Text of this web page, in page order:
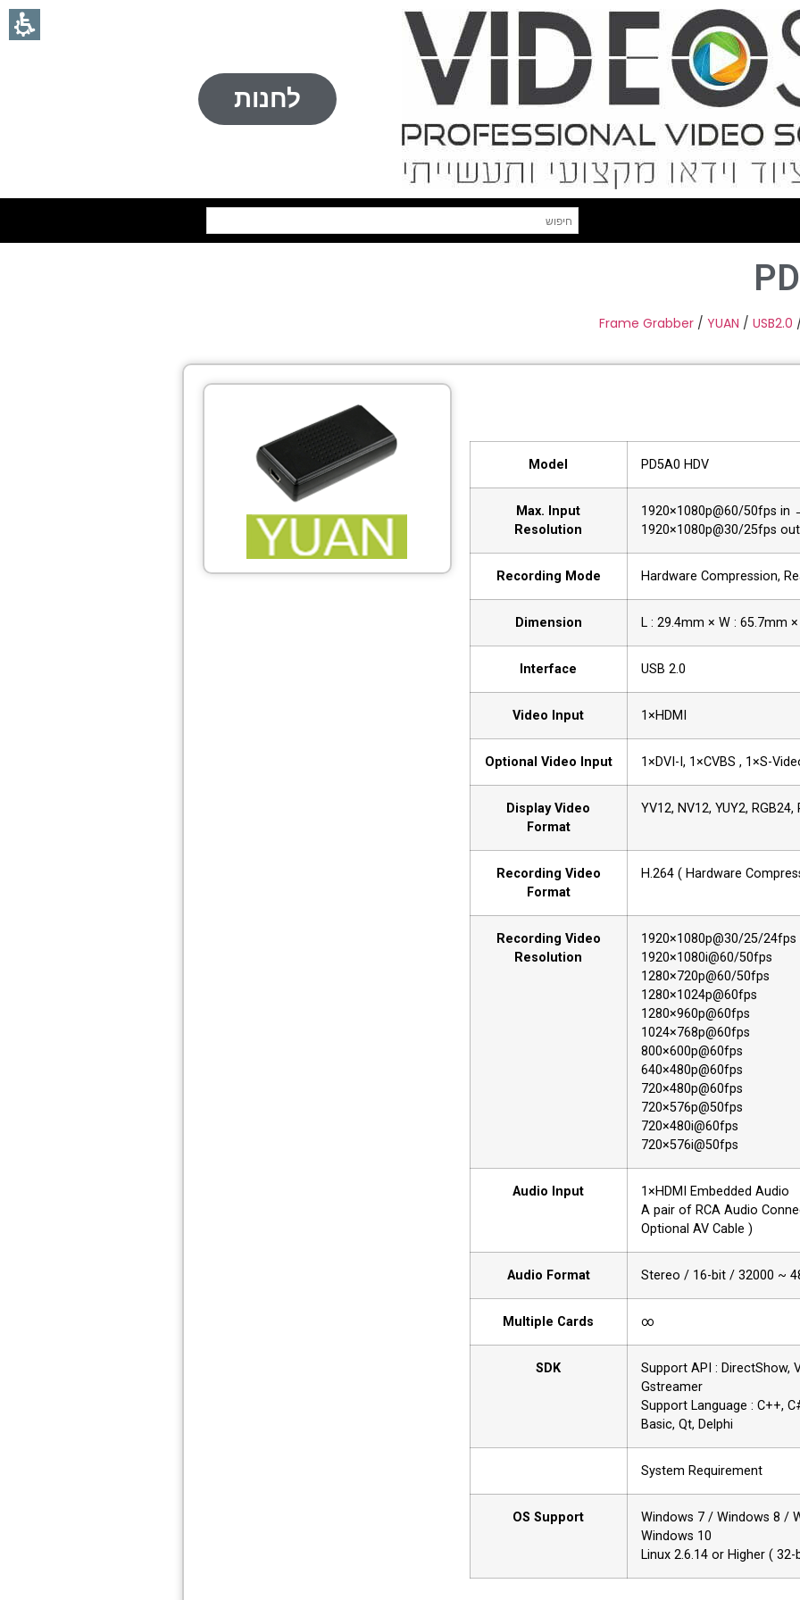
לחנות
Frame Grabber / YUAN / USB2.0
Model PD5A0 HDV
Max. Input
Resolution
1920×1080p@60/50fps in
1920×1080p@30/25fps out
Recording Mode Hardware Compression,
Dimension L : 29.4mm × W : 65.7mm
Interface USB 2.0
Video Input 1×HDMI
Optional Video Input 1×DVI-I, 1×CVBS , 1×S-
Display Video
Format
YV12, NV12, YUY2, RGB24,
Recording Video
Format
H.264 ( Hardware
Recording Video
Resolution
1920×1080p@30/25/24fps
1920×1080i@60/50fps
1280×720p@60/50fps
1280×1024p@60fps
1280×960p@60fps
1024×768p@60fps
800×600p@60fps
640×480p@60fps
720×480p@60fps
720×576p@50fps
720×480i@60fps
720×576i@50fps
Audio Input
1×HDMI Embedded Audio
A pair of RCA Audio
Optional AV Cable )
Audio Format Stereo / 16-bit / 32000 ~
Multiple Cards ∞
SDK
Support API : DirectShow,
Gstreamer
Support Language : C++,
Basic, Qt, Delphi
System Requirement
OS Support
Windows 7 / Windows 8 /
Windows 10
Linux 2.6.14 or Higher (